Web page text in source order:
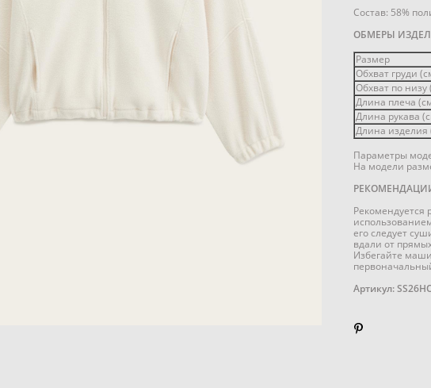
Состав: 58%
ОБМЕРЫ
Размер
Обхват груди
Обхват по низу
Длина плеча
Длина рукава
Длина изделия
Параметры
На модели
Рекомендуется
его следует
вдали от
Избегайте
Артикул: